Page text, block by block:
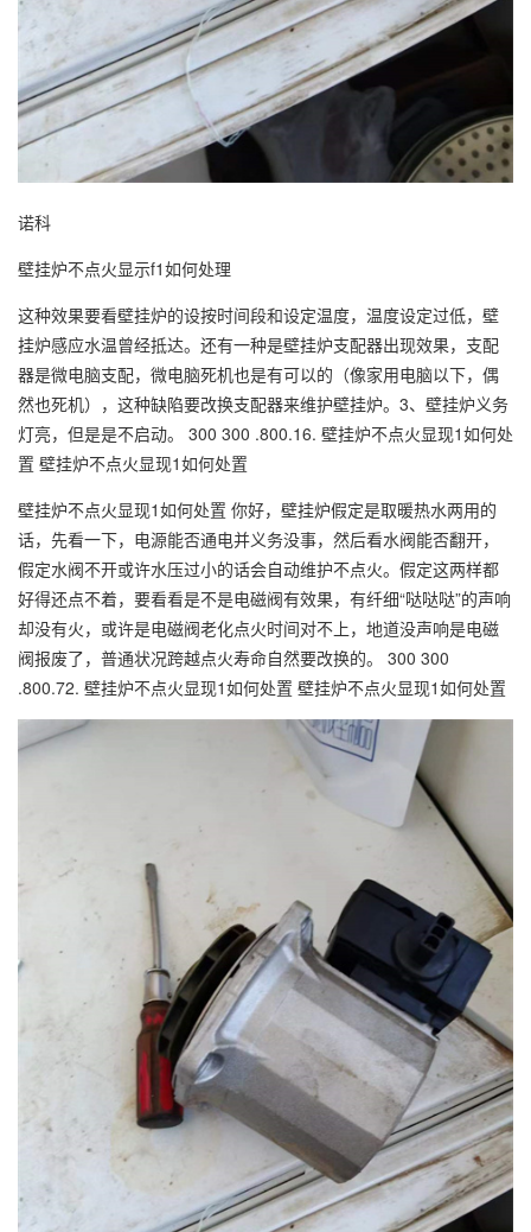
诺科
壁挂炉不点火显示f1如何处理
这种效果要看壁挂炉的设按时间段和设定温度，温度设定过低，壁
挂炉感应水温曾经抵达。还有一种是壁挂炉支配器出现效果，支配
器是微电脑支配，微电脑死机也是有可以的（像家用电脑以下，偶
然也死机），这种缺陷要改换支配器来维护壁挂炉。3、壁挂炉义务
灯亮，但是是不启动。 300 300 .800.16. 壁挂炉不点火显现1如何处
置 壁挂炉不点火显现1如何处置
壁挂炉不点火显现1如何处置 你好，壁挂炉假定是取暖热水两用的
话，先看一下，电源能否通电并义务没事，然后看水阀能否翻开，
假定水阀不开或许水压过小的话会自动维护不点火。假定这两样都
好得还点不着，要看看是不是电磁阀有效果，有纤细“哒哒哒”的声响
却没有火，或许是电磁阀老化点火时间对不上，地道没声响是电磁
阀报废了，普通状况跨越点火寿命自然要改换的。 300 300
.800.72. 壁挂炉不点火显现1如何处置 壁挂炉不点火显现1如何处置